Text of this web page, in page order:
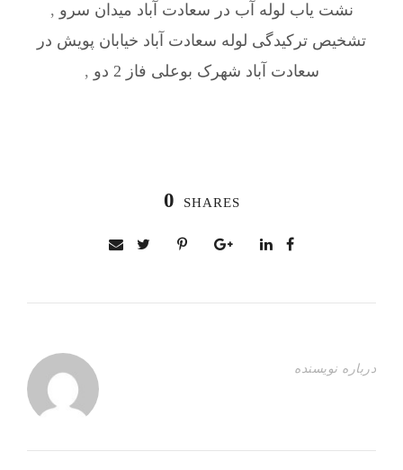
نشت یاب لوله آب در سعادت آباد میدان سرو ,
تشخیص ترکیدگی لوله سعادت آباد خیابان پویش در
سعادت آباد شهرک بوعلی فاز 2 دو
,
0 SHARES
درباره نویسنده